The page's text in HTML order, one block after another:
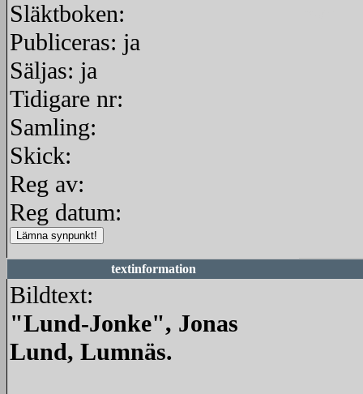
Släktboken:
Publiceras: ja
Säljas: ja
Tidigare nr:
Samling:
Skick:
Reg av:
Reg datum:
textinformation
Bildtext:
"Lund-Jonke", Jonas
Lund, Lumnäs.